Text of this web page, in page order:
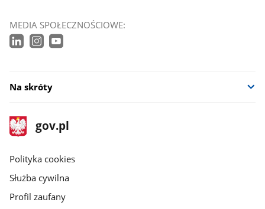
MEDIA SPOŁECZNOŚCIOWE:
Na skróty
stopka
gov.pl
Strona
gov.pl
gov.pl
Polityka cookies
Służba cywilna
Profil zaufany